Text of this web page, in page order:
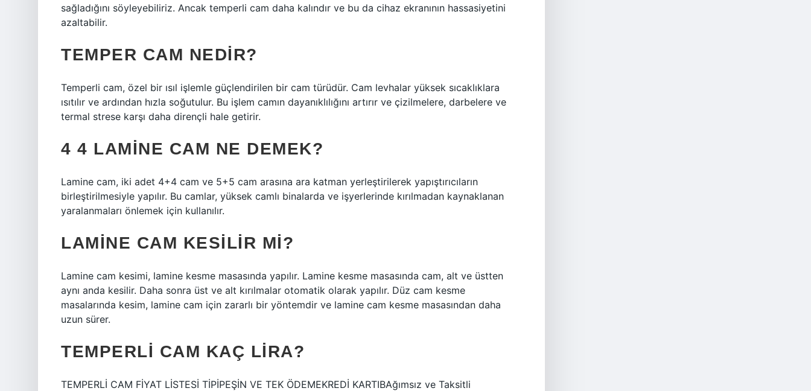
sağladığını söyleyebiliriz. Ancak temperli cam daha kalındır ve bu da cihaz ekranının hassasiyetini
azaltabilir.
TEMPER CAM NEDIR?
Temperli cam, özel bir ısıl işlemle güçlendirilen bir cam türüdür. Cam levhalar yüksek sıcaklıklara
ısıtılır ve ardından hızla soğutulur. Bu işlem camın dayanıklılığını artırır ve çizilmelere, darbelere ve
termal strese karşı daha dirençli hale getirir.
4 4 LAMINE CAM NE DEMEK?
Lamine cam, iki adet 4+4 cam ve 5+5 cam arasına ara katman yerleştirilerek yapıştırıcıların
birleştirilmesiyle yapılır. Bu camlar, yüksek camlı binalarda ve işyerlerinde kırılmadan kaynaklanan
yaralanmaları önlemek için kullanılır.
LAMINE CAM KESILIR MI?
Lamine cam kesimi, lamine kesme masasında yapılır. Lamine kesme masasında cam, alt ve üstten
aynı anda kesilir. Daha sonra üst ve alt kırılmalar otomatik olarak yapılır. Düz cam kesme
masalarında kesim, lamine cam için zararlı bir yöntemdir ve lamine cam kesme masasından daha
uzun sürer.
TEMPERLI CAM KAÇ LIRA?
TEMPERLİ CAM FİYAT LİSTESİ TİPİPEŞİN VE TEK ÖDEMEKREDİ KARTIBAğımsız ve Taksitli